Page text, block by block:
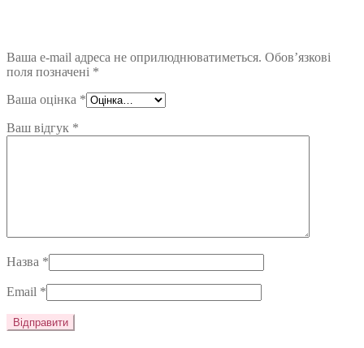
Ваша e-mail адреса не оприлюднюватиметься. Обов’язкові
поля позначені *
Ваша оцінка *
Ваш відгук *
Назва *
Email *